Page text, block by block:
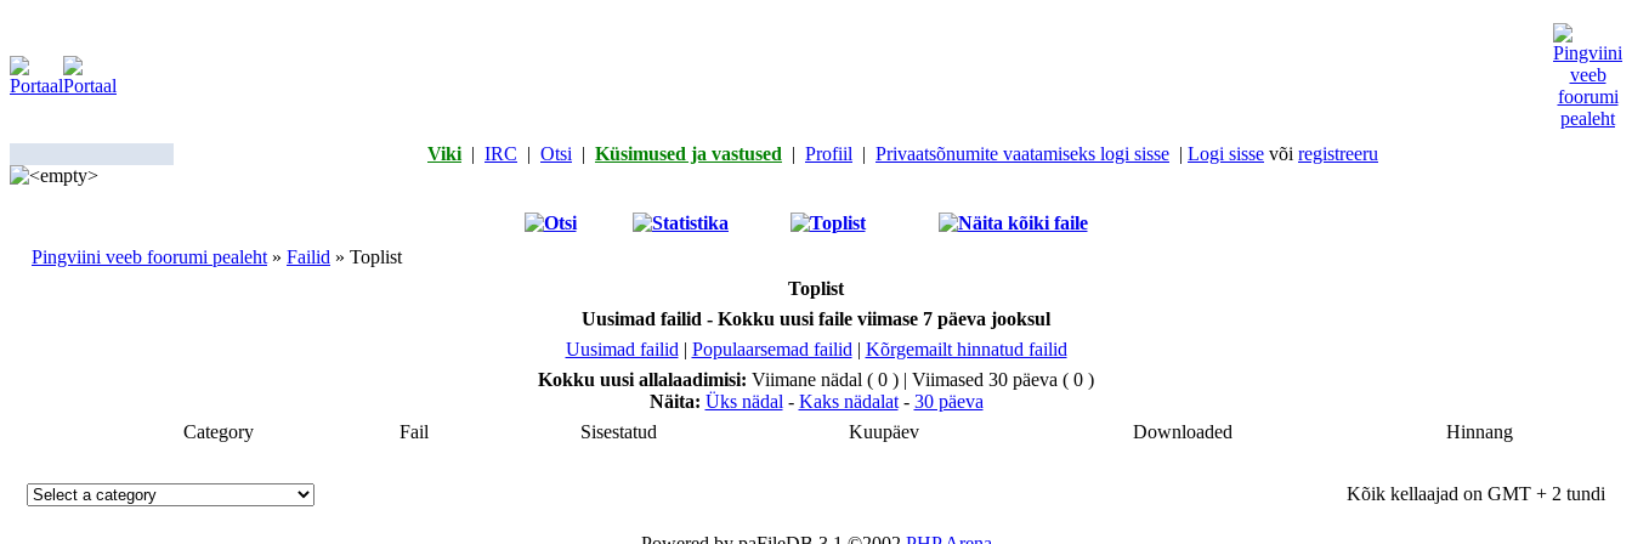
Viki | IRC | Otsi | Küsimused ja vastused | Profiil | Privaatsõnumite vaatamiseks logi sisse | Logi sisse või registreeru
Pingviini veeb foorumi pealeht » Failid » Toplist
Toplist
Uusimad failid - Kokku uusi faile viimase 7 päeva jooksul
Uusimad failid | Populaarsemad failid | Kõrgemailt hinnatud failid
Kokku uusi allalaadimisi: Viimane nädal ( 0 ) | Viimased 30 päeva ( 0 )
Näita: Üks nädal - Kaks nädalat- 30 päeva
Category
Fail Sisestatud Kuupäev Downloaded Hinnang
Kõik kellaajad on GMT + 2 tundi